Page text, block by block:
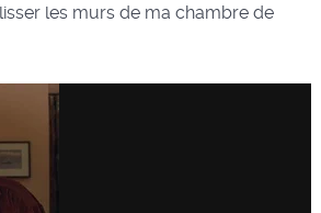
les murs de ma chambre de